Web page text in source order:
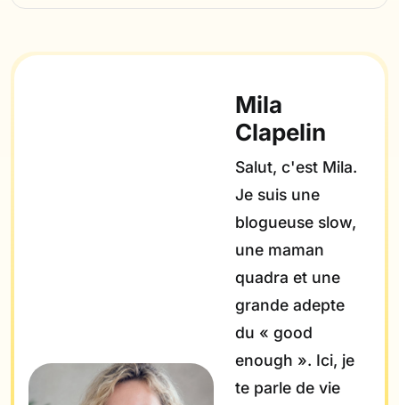
Mila
Clapelin
Salut, c'est Mila.
Je suis une
blogueuse slow,
une maman
quadra et une
grande adepte
du « good
enough ». Ici, je
te parle de vie